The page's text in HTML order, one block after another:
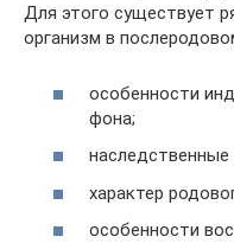
Для этого существует
организм в
особенности
фона;
характер
особенности